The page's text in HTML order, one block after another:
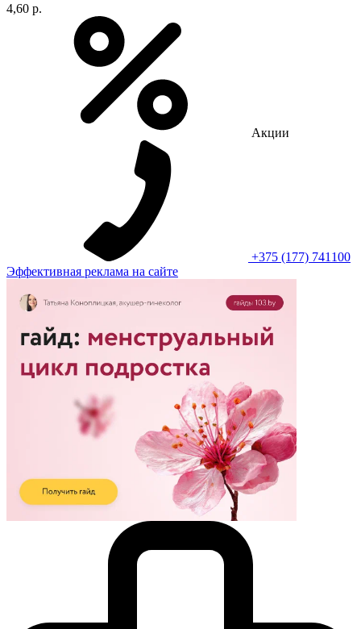
4,60 р.
Акции
+375 (177) 741100
Эффективная реклама на сайте